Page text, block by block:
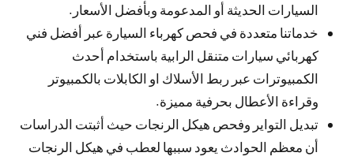
السيارات الحديثة أو المدعومة وبأفضل الأسعار.
خدماتنا متعددة في فحص كهرباء السيارة عبر أفضل فني
كهربائي سيارات متنقل الرابية باستخدام أحدث
الكمبيوترات عبر ربط الأسلاك او الكابلات بالكمبيوتر
وقراءة الأعطال بحرفية مميزة.
تبديل التواير وفحص هيكل الرنجات حيث أثبتت الدراسات
أن معظم الحوادث يعود سببها لعطب في هيكل الرنجات